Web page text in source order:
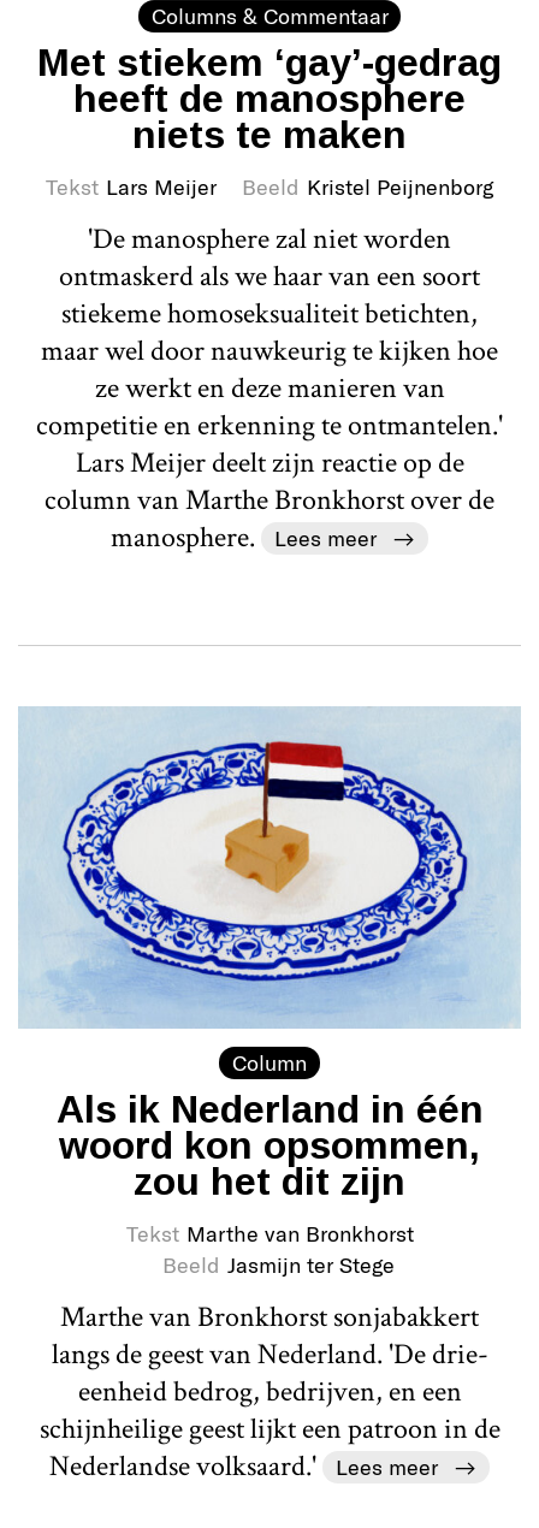
Columns & Commentaar
Met stiekem ‘gay’-gedrag
heeft de manosphere
niets te maken
Tekst Lars Meijer Beeld Kristel Peijnenborg
'De manosphere zal niet worden
ontmaskerd als we haar van een soort
stiekeme homoseksualiteit betichten,
maar wel door nauwkeurig te kijken hoe
ze werkt en deze manieren van
competitie en erkenning te ontmantelen.'
Lars Meijer deelt zijn reactie op de
column van Marthe Bronkhorst over de
manosphere.
Lees meer
Column
Als ik Nederland in één
woord kon opsommen,
zou het dit zijn
Tekst Marthe van Bronkhorst
Beeld Jasmijn ter Stege
Marthe van Bronkhorst sonjabakkert
langs de geest van Nederland. 'De drie-
eenheid bedrog, bedrijven, en een
schijnheilige geest lijkt een patroon in de
Nederlandse volksaard.'
Lees meer